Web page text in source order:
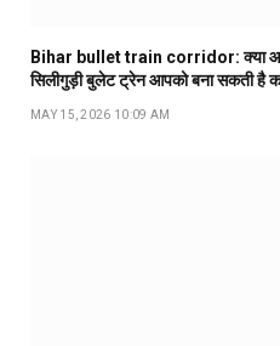
Bihar bullet train corridor: क्या
सिलीगुड़ी बुलेट ट्रेन आपको बना सकती है
MAY 15, 2026 10:09 AM